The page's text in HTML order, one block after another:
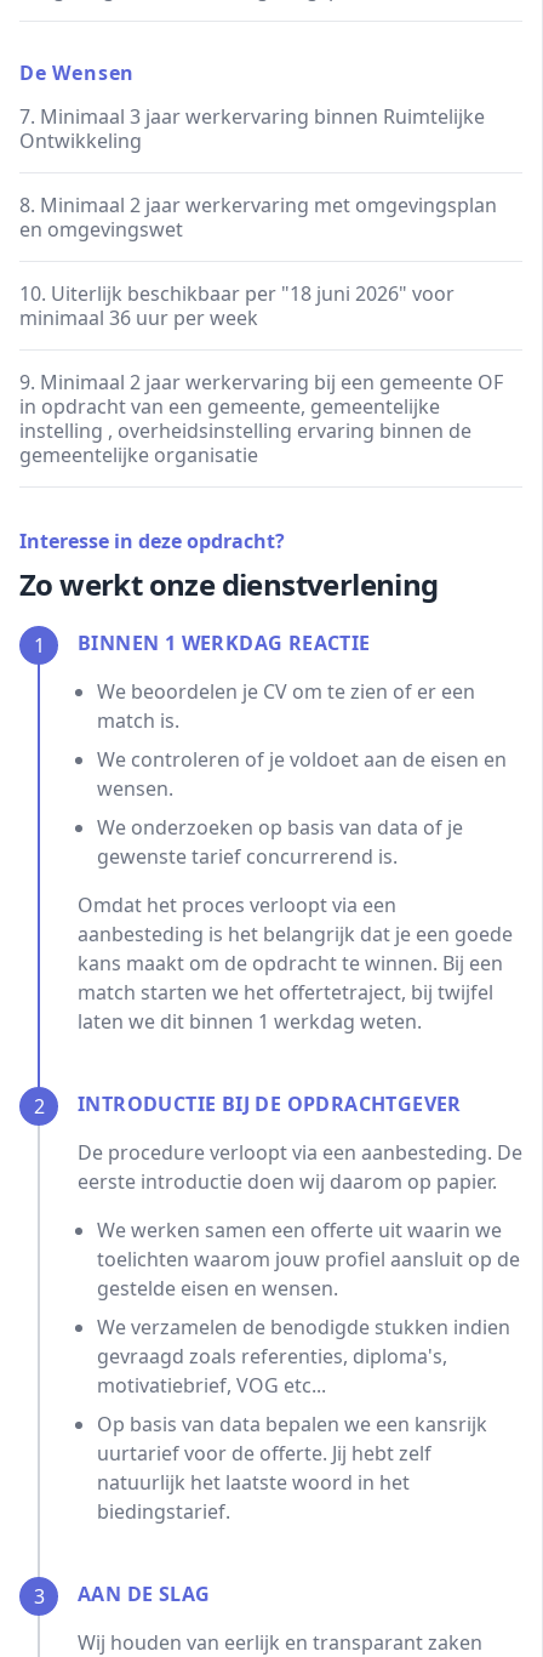
De Wensen
7. Minimaal 3 jaar werkervaring binnen Ruimtelijke
Ontwikkeling
8. Minimaal 2 jaar werkervaring met omgevingsplan
en omgevingswet
10. Uiterlijk beschikbaar per "18 juni 2026" voor
minimaal 36 uur per week
9. Minimaal 2 jaar werkervaring bij een gemeente OF
in opdracht van een gemeente, gemeentelijke
instelling , overheidsinstelling ervaring binnen de
gemeentelijke organisatie
Interesse in deze opdracht?
Zo werkt onze dienstverlening
1
BINNEN 1 WERKDAG REACTIE
We beoordelen je CV om te zien of er een
match is.
We controleren of je voldoet aan de eisen en
wensen.
We onderzoeken op basis van data of je
gewenste tarief concurrerend is.
Omdat het proces verloopt via een
aanbesteding is het belangrijk dat je een goede
kans maakt om de opdracht te winnen. Bij een
match starten we het offertetraject, bij twijfel
laten we dit binnen 1 werkdag weten.
2
INTRODUCTIE BIJ DE OPDRACHTGEVER
De procedure verloopt via een aanbesteding. De
eerste introductie doen wij daarom op papier.
We werken samen een offerte uit waarin we
toelichten waarom jouw profiel aansluit op de
gestelde eisen en wensen.
We verzamelen de benodigde stukken indien
gevraagd zoals referenties, diploma's,
motivatiebrief, VOG etc...
Op basis van data bepalen we een kansrijk
uurtarief voor de offerte. Jij hebt zelf
natuurlijk het laatste woord in het
biedingstarief.
3
AAN DE SLAG
Wij houden van eerlijk en transparant zaken